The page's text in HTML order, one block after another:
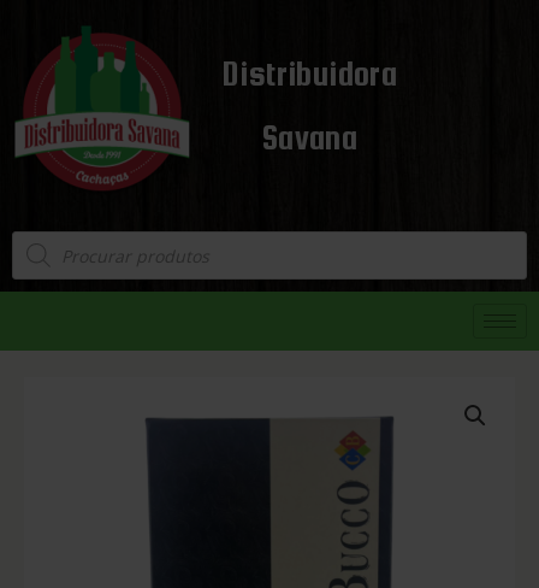
Distribuidora
Savana